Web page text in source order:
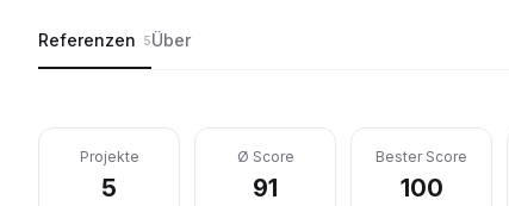
Referenzen 5Über
Projekte
5
Ø Score
91
Bester Score
100